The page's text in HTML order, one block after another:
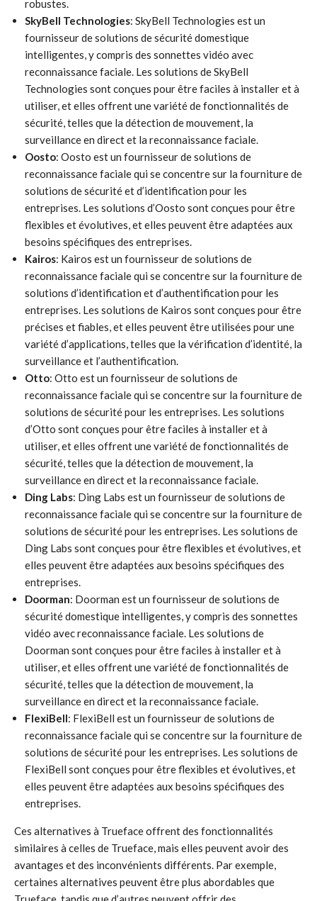
robustes.
SkyBell Technologies: SkyBell Technologies est un
fournisseur de solutions de sécurité domestique
intelligentes, y compris des sonnettes vidéo avec
reconnaissance faciale. Les solutions de SkyBell
Technologies sont conçues pour être faciles à installer et à
utiliser, et elles offrent une variété de fonctionnalités de
sécurité, telles que la détection de mouvement, la
surveillance en direct et la reconnaissance faciale.
Oosto: Oosto est un fournisseur de solutions de
reconnaissance faciale qui se concentre sur la fourniture de
solutions de sécurité et d’identification pour les
entreprises. Les solutions d’Oosto sont conçues pour être
flexibles et évolutives, et elles peuvent être adaptées aux
besoins spécifiques des entreprises.
Kairos: Kairos est un fournisseur de solutions de
reconnaissance faciale qui se concentre sur la fourniture de
solutions d’identification et d’authentification pour les
entreprises. Les solutions de Kairos sont conçues pour être
précises et fiables, et elles peuvent être utilisées pour une
variété d’applications, telles que la vérification d’identité, la
surveillance et l’authentification.
Otto: Otto est un fournisseur de solutions de
reconnaissance faciale qui se concentre sur la fourniture de
solutions de sécurité pour les entreprises. Les solutions
d’Otto sont conçues pour être faciles à installer et à
utiliser, et elles offrent une variété de fonctionnalités de
sécurité, telles que la détection de mouvement, la
surveillance en direct et la reconnaissance faciale.
Ding Labs: Ding Labs est un fournisseur de solutions de
reconnaissance faciale qui se concentre sur la fourniture de
solutions de sécurité pour les entreprises. Les solutions de
Ding Labs sont conçues pour être flexibles et évolutives, et
elles peuvent être adaptées aux besoins spécifiques des
entreprises.
Doorman: Doorman est un fournisseur de solutions de
sécurité domestique intelligentes, y compris des sonnettes
vidéo avec reconnaissance faciale. Les solutions de
Doorman sont conçues pour être faciles à installer et à
utiliser, et elles offrent une variété de fonctionnalités de
sécurité, telles que la détection de mouvement, la
surveillance en direct et la reconnaissance faciale.
FlexiBell: FlexiBell est un fournisseur de solutions de
reconnaissance faciale qui se concentre sur la fourniture de
solutions de sécurité pour les entreprises. Les solutions de
FlexiBell sont conçues pour être flexibles et évolutives, et
elles peuvent être adaptées aux besoins spécifiques des
entreprises.
Ces alternatives à Trueface offrent des fonctionnalités
similaires à celles de Trueface, mais elles peuvent avoir des
avantages et des inconvénients différents. Par exemple,
certaines alternatives peuvent être plus abordables que